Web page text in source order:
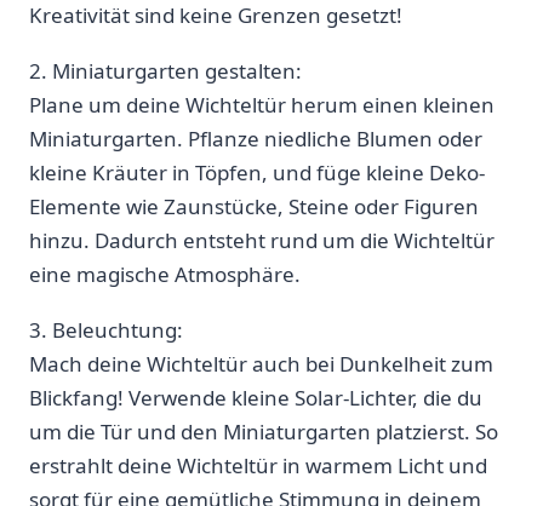
Kreativität sind keine ⁣Grenzen gesetzt!
2. Miniaturgarten gestalten:
Plane um ⁣deine Wichteltür⁢ herum einen kleinen
Miniaturgarten. Pflanze niedliche Blumen oder
kleine Kräuter⁣ in Töpfen, und füge⁣ kleine Deko-
Elemente wie Zaunstücke, Steine oder ⁣Figuren
hinzu. Dadurch entsteht ‍rund um die⁣ Wichteltür
‌eine magische Atmosphäre.
3. Beleuchtung:
Mach deine Wichteltür​ auch bei ‌Dunkelheit ‍zum
Blickfang! Verwende kleine Solar-Lichter, die ⁢du
um die Tür und den Miniaturgarten platzierst. So
⁢erstrahlt deine Wichteltür ‌in warmem Licht und ​
sorgt ⁣für eine gemütliche Stimmung ⁣in deinem